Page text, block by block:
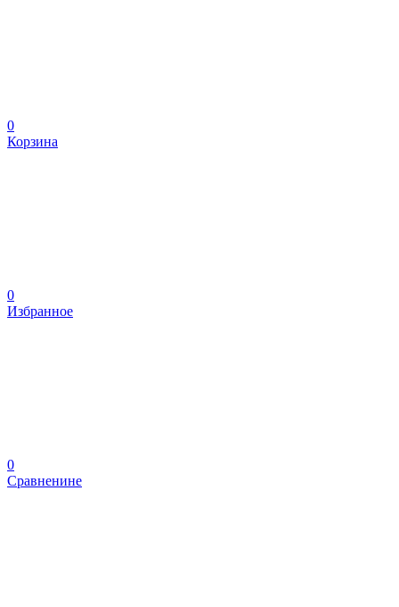
0
Корзина
0
Избранное
0
Сравненине